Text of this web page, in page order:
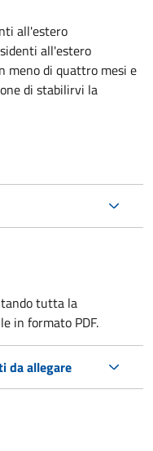
all'estero
all'estero
meno di quattro mesi e
di stabilirvi la
tutta la
in formato PDF.
da allegare